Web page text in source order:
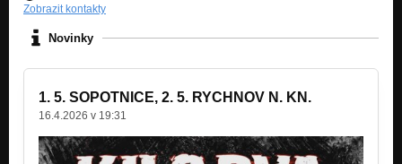
01 - SRAP / 2016
Nezařazeno
05 - KŘEČ / 2016
01 - KOČIČKY SE KOUŠOU / album KERATOKONUS 2014
Zobrazit kontakty
Novinky
1. 5. SOPOTNICE, 2. 5. RYCHNOV N. KN.
16.4.2026 v 19:31